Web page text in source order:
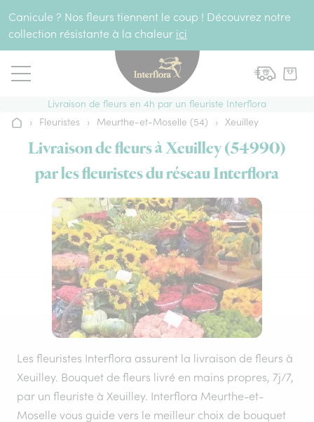
Canicule ? Nos fleurs tiennent le coup ! Découvrez notre
collection résistante à la chaleur ici
Livraison de fleurs en 4h par un fleuriste Interflora
Accueil
› Fleuristes › Meurthe-et-Moselle (54) › Xeuilley
Livraison de fleurs à Xeuilley (54990)
par les fleuristes du réseau Interflora
Les fleuristes Interflora assurent la livraison de fleurs à
Xeuilley. Bouquet de fleurs livré en mains propres, 7j/7,
par un fleuriste à Xeuilley. Interflora Meurthe-et-
Moselle vous guide vers le meilleur choix de bouquet